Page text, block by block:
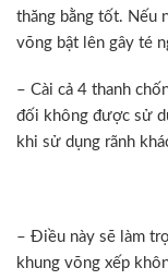
thăng bằng tốt. Nếu
võng bật lên gây té
– Cài cả 4 thanh
đối không được sử
khi sử dụng rãnh
– Điều này sẽ làm
khung võng xếp